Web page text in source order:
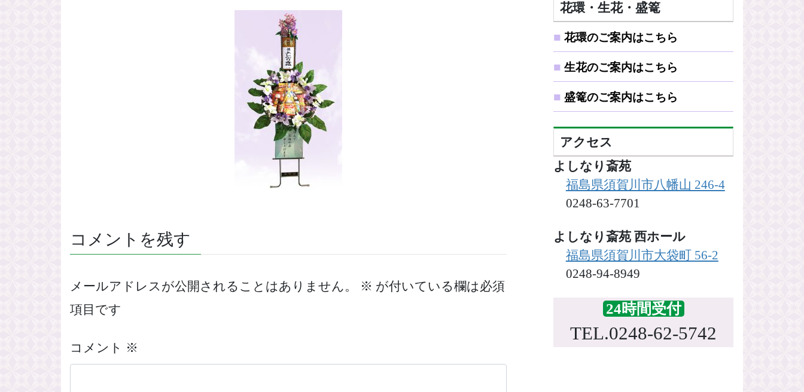
コメントを残す
メールアドレスが公開されることはありません。 ※ が付いている欄は必須
項目です
コメント ※
花環・生花・盛篭
■ 花環のご案内はこちら
■ 生花のご案内はこちら
■ 盛篭のご案内はこちら
アクセス
よしなり斎苑
福島県須賀川市八幡山 246-4
0248-63-7701
よしなり斎苑 西ホール
福島県須賀川市大袋町 56-2
0248-94-8949
24時間受付
TEL.0248-62-5742